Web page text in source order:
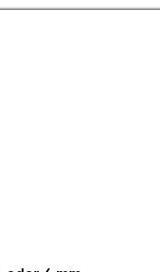
sondern
Fahnenbedarf. Sie
an nahezu jede